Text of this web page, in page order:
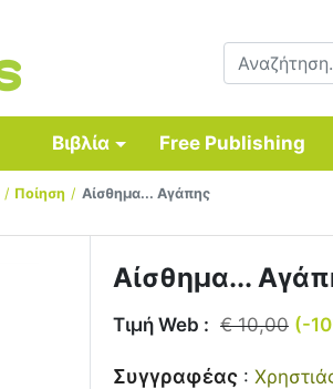
Βιβλία Free Publishing
Ποίηση Αίσθημα... Αγάπης
Αίσθημα...
Τιμή Web : € 10,00 (-
Συγγραφέας :